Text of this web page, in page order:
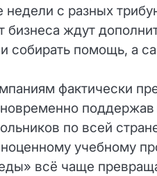
недели с разных
бизнеса ждут
собирать помощь, а
фактически
поддержав
по всей
учебному
всё чаще